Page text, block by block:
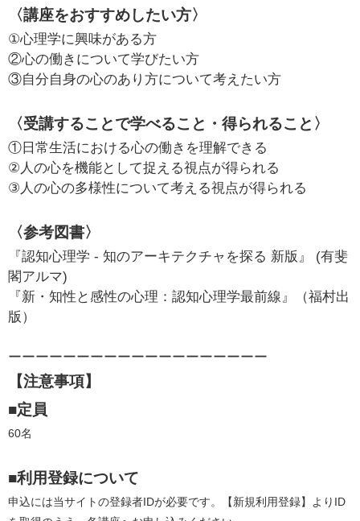
〈講座をおすすめしたい方〉
①心理学に興味がある方
②心の働きについて学びたい方
③自分自身の心のあり方について考えたい方
〈受講することで学べること・得られること〉
①日常生活における心の働きを理解できる
②人の心を機能として捉える視点が得られる
③人の心の多様性について考える視点が得られる
〈参考図書〉
『認知心理学 - 知のアーキテクチャを探る 新版』 (有斐
閣アルマ)
『新・知性と感性の心理：認知心理学最前線』（福村出
版）
ーーーーーーーーーーーーーーーーーーー
【注意事項】
■定員
60名
■利用登録について
申込には当サイトの登録者IDが必要です。【新規利用登録】よりID